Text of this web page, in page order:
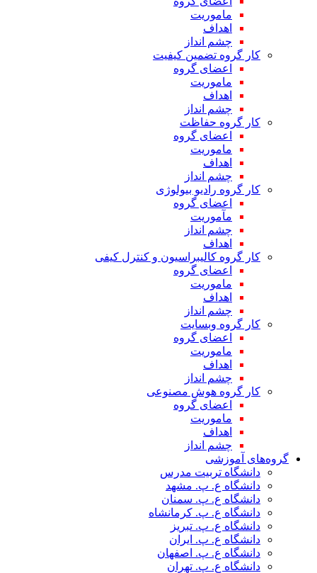
ماموریت
اهداف
چشم انداز
کار گروه تضمین کیفیت
اعضای گروه
ماموریت
اهداف
چشم انداز
کار گروه حفاظت
اعضای گروه
ماموریت
اهداف
چشم انداز
کار گروه رادیو بیولوژی
اعضای گروه
مآموریت
چشم انداز
اهداف
کار گروه کالیبراسیون و کنترل کیفی
اعضای گروه
ماموریت
اهداف
چشم انداز
کار گروه وبسایت
اعضای گروه
ماموریت
اهداف
چشم انداز
کار گروه هوش مصنوعی
اعضای گروه
ماموریت
اهداف
چشم انداز
گروه‌های آموزشی
دانشگاه تربیت مدرس
دانشگاه ع. پ. مشهد
دانشگاه ع. پ. سمنان
دانشگاه ع. پ. کرمانشاه
دانشگاه ع. پ. تبریز
دانشگاه ع. پ. ایران
دانشگاه ع. پ. اصفهان
دانشگاه ع. پ. تهران